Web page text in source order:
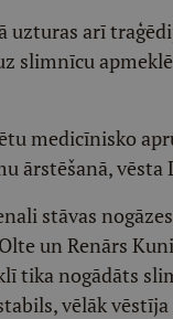
uzturas arī
slimnīcu
medicīnisko
ārstēšanā, vēsta
stāvas
un Renārs
tika nogādāts
vēlāk